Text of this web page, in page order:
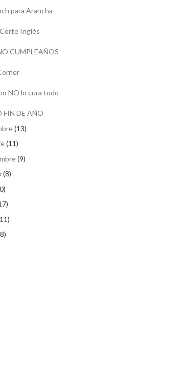
para Arancha
Inglés
CUMPLEAÑOS
NO lo cura todo
FIN DE AÑO
(13)
(11)
(9)
(8)